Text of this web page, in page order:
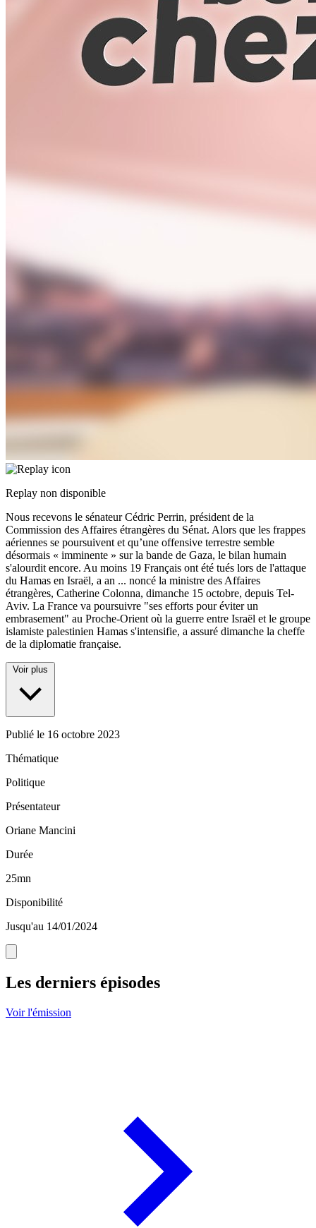
Replay non disponible
Nous recevons le sénateur Cédric Perrin, président de la
Commission des Affaires étrangères du Sénat. Alors que les frappes
aériennes se poursuivent et qu’une offensive terrestre semble
désormais « imminente » sur la bande de Gaza, le bilan humain
s'alourdit encore. Au moins 19 Français ont été tués lors de l'attaque
du Hamas en Israël, a an ... noncé la ministre des Affaires
étrangères, Catherine Colonna, dimanche 15 octobre, depuis Tel-
Aviv. La France va poursuivre "ses efforts pour éviter un
embrasement" au Proche-Orient où la guerre entre Israël et le groupe
islamiste palestinien Hamas s'intensifie, a assuré dimanche la cheffe
de la diplomatie française.
Voir plus
Publié le 16 octobre 2023
Thématique
Politique
Présentateur
Oriane Mancini
Durée
25mn
Disponibilité
Jusqu'au 14/01/2024
Les derniers épisodes
Voir l'émission